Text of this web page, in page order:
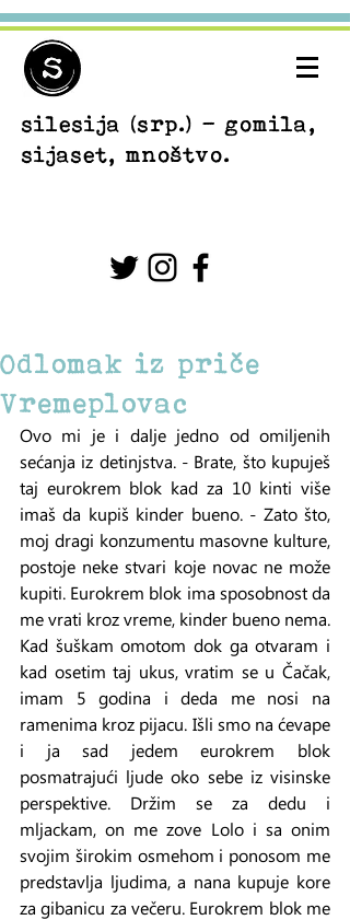
silesija (srp.) - gomila,
sijaset, mnoštvo.
Odlomak iz priče
Vremeplovac
Ovo mi je i dalje jedno od omiljenih
sećanja iz detinjstva. - Brate, što kupuješ
taj eurokrem blok kad za 10 kinti više
imaš da kupiš kinder bueno. - Zato što,
moj dragi konzumentu masovne kulture,
postoje neke stvari koje novac ne može
kupiti. Eurokrem blok ima sposobnost da
me vrati kroz vreme, kinder bueno nema.
Kad šuškam omotom dok ga otvaram i
kad osetim taj ukus, vratim se u Čačak,
imam 5 godina i deda me nosi na
ramenima kroz pijacu. Išli smo na ćevape
i ja sad jedem eurokrem blok
posmatrajući ljude oko sebe iz visinske
perspektive. Držim se za dedu i
mljackam, on me zove Lolo i sa onim
svojim širokim osmehom i ponosom me
predstavlja ljudima, a nana kupuje kore
za gibanicu za večeru. Eurokrem blok me